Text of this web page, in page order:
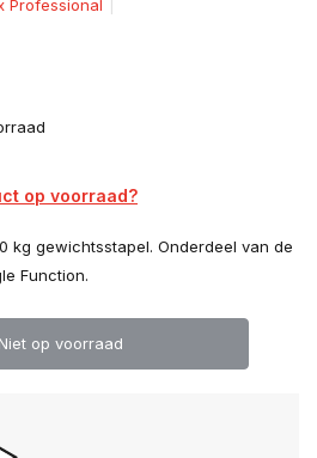
Professional
op voorraad?
kg gewichtsstapel. Onderdeel van de
Function.
Niet op voorraad